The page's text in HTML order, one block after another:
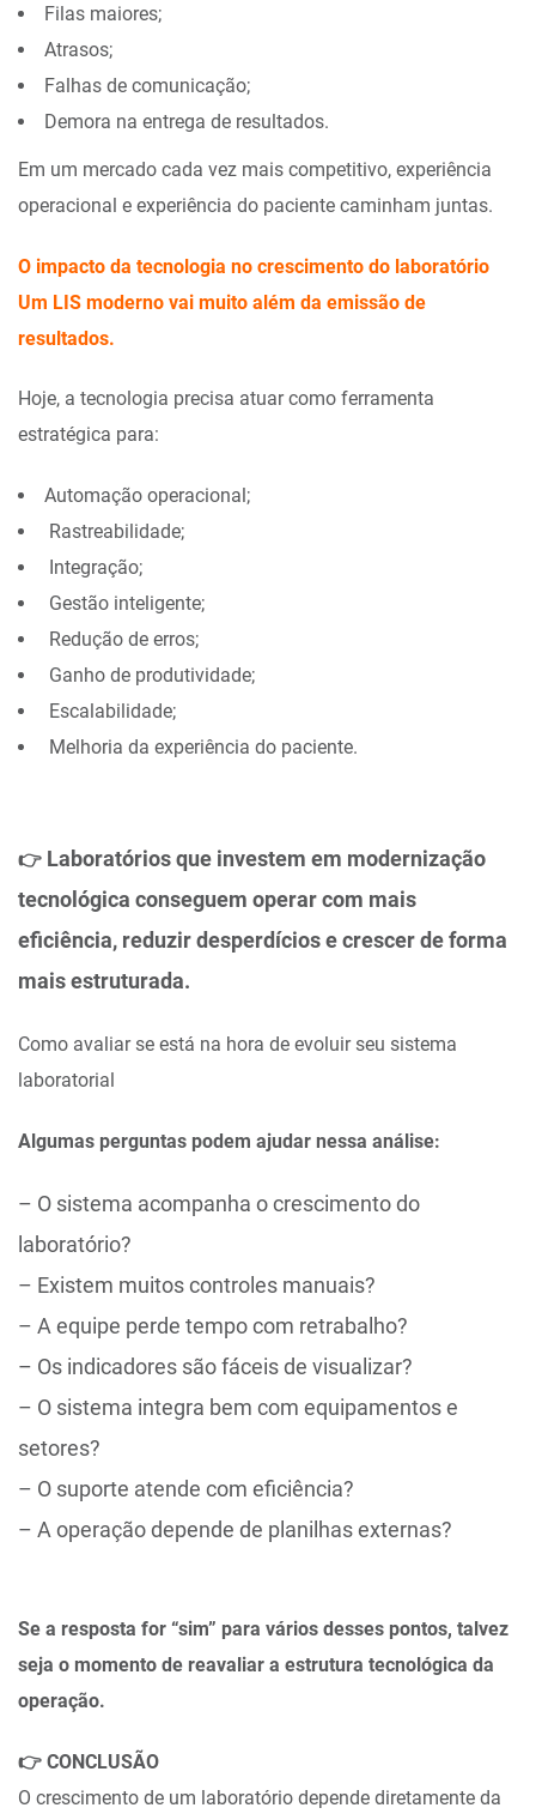
Filas maiores;
Atrasos;
Falhas de comunicação;
Demora na entrega de resultados.
Em um mercado cada vez mais competitivo, experiência
operacional e experiência do paciente caminham juntas.
O impacto da tecnologia no crescimento do laboratório
Um LIS moderno vai muito além da emissão de
resultados.
Hoje, a tecnologia precisa atuar como ferramenta
estratégica para:
Automação operacional;
Rastreabilidade;
Integração;
Gestão inteligente;
Redução de erros;
Ganho de produtividade;
Escalabilidade;
Melhoria da experiência do paciente.
👉 Laboratórios que investem em modernização
tecnológica conseguem operar com mais
eficiência, reduzir desperdícios e crescer de forma
mais estruturada.
Como avaliar se está na hora de evoluir seu sistema
laboratorial
Algumas perguntas podem ajudar nessa análise:
– O sistema acompanha o crescimento do
laboratório?
– Existem muitos controles manuais?
– A equipe perde tempo com retrabalho?
– Os indicadores são fáceis de visualizar?
– O sistema integra bem com equipamentos e
setores?
– O suporte atende com eficiência?
– A operação depende de planilhas externas?
Se a resposta for “sim” para vários desses pontos, talvez
seja o momento de reavaliar a estrutura tecnológica da
operação.
👉 CONCLUSÃO
O crescimento de um laboratório depende diretamente da